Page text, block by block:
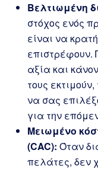
Βελτιωμένη
στόχος ενός
είναι να
επιστρέφουν.
αξία και
τους
να σας
για την
Μειωμένο
(CAC): Όταν
πελάτες, δεν